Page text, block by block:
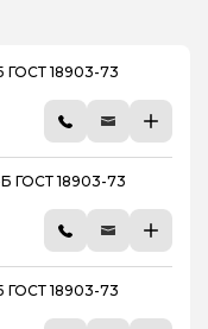
ГОСТ 18903-73
ГОСТ 18903-73
ГОСТ 18903-73